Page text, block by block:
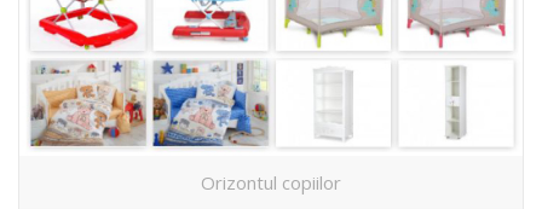
Orizontul copiilor